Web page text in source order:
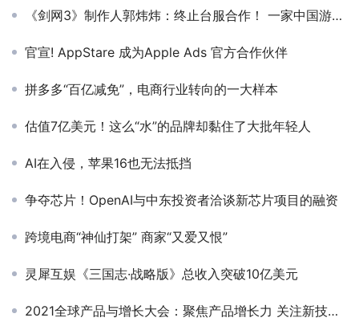
《剑网3》制作人郭炜炜：终止台服合作！ 一家中国游戏公司CEO的底线
官宣! AppStare 成为Apple Ads 官方合作伙伴
拼多多“百亿减免”，电商行业转向的一大样本
估值7亿美元！这么“水”的品牌却黏住了大批年轻人
AI在入侵，苹果16也无法抵挡
争夺芯片！OpenAI与中东投资者洽谈新芯片项目的融资
跨境电商“神仙打架” 商家“又爱又恨”
灵犀互娱《三国志·战略版》总收入突破10亿美元
2021全球产品与增长大会：聚焦产品增长力 关注新技术赋能